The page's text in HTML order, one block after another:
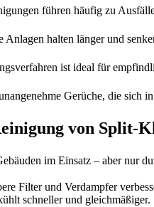
führen häufig zu
Anlagen halten länger und
ist ideal für
Gerüche, die sich
von Split-
im Einsatz – aber nur
Filter und Verdampfer
schneller und gleichmäßiger.